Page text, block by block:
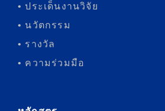
• ประเด็นงานวิจัย
• นวัตกรรม
• รางวัล
• ความร่วมมือ